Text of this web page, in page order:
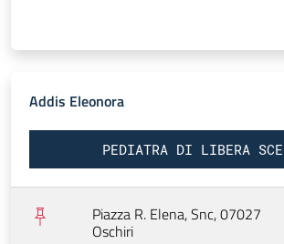
Addis Eleonora
PEDIATRA DI LIBERA
Piazza R. Elena, Snc, 07027
Oschiri